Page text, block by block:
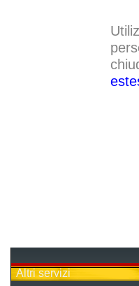
Altri servizi